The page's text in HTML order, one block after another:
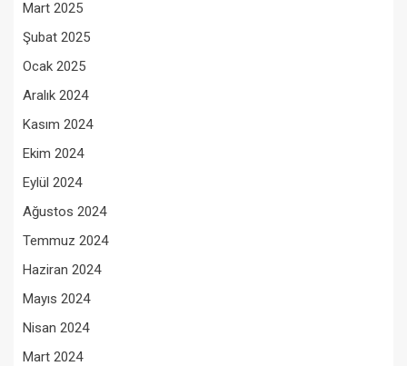
Mart 2025
Şubat 2025
Ocak 2025
Aralık 2024
Kasım 2024
Ekim 2024
Eylül 2024
Ağustos 2024
Temmuz 2024
Haziran 2024
Mayıs 2024
Nisan 2024
Mart 2024